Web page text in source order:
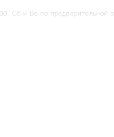
Сб и Вс по предварительной